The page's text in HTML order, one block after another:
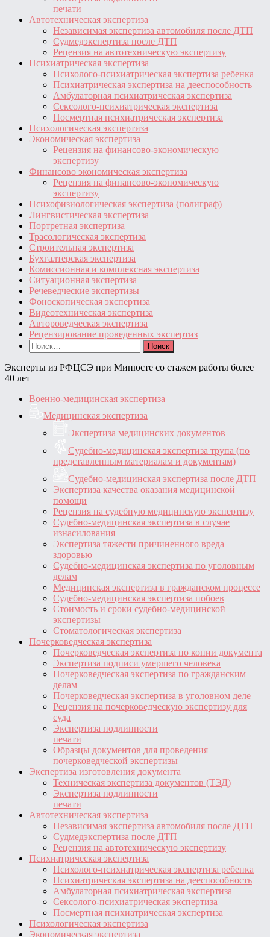
печати
Автотехническая экспертиза
Независимая экспертиза автомобиля после ДТП
Судмедэкспертиза после ДТП
Рецензия на автотехническую экспертизу
Психиатрическая экспертиза
Психолого-психиатрическая экспертиза ребенка
Психиатрическая экспертиза на дееспособность
Амбулаторная психиатрическая экспертиза
Сексолого-психиатрическая экспертиза
Посмертная психиатрическая экспертиза
Психологическая экспертиза
Экономическая экспертиза
Рецензия на финансово-экономическую
экспертизу
Финансово экономическая экспертиза
Рецензия на финансово-экономическую
экспертизу
Психофизиологическая экспертиза (полиграф)
Лингвистическая экспертиза
Портретная экспертиза
Трасологическая экспертиза
Строительная экспертиза
Бухгалтерская экспертиза
Комиссионная и комплексная экспертиза
Ситуационная экспертиза
Речеведческие экспертизы
Фоноскопическая экспертиза
Видеотехническая экспертиза
Автороведческая экспертиза
Рецензирование проведенных экспертиз
Найти:
Эксперты из РФЦСЭ при Минюсте со стажем работы более
40 лет
Военно-медицинская экспертиза
Медицинская экспертиза
Экспертиза медицинских документов
Судебно-медицинская экспертиза трупа (по
представленным материалам и документам)
Судебно-медицинская экспертиза после ДТП
Экспертиза качества оказания медицинской
помощи
Рецензия на судебную медицинскую экспертизу
Судебно-медицинская экспертиза в случае
изнасилования
Экспертиза тяжести причиненного вреда
здоровью
Судебно-медицинская экспертиза по уголовным
делам
Медицинская экспертиза в гражданском процессе
Судебно-медицинская экспертиза побоев
Стоимость и сроки судебно-медицинской
экспертизы
Стоматологическая экспертиза
Почерковедческая экспертиза
Почерковедческая экспертиза по копии документа
Экспертиза подписи умершего человека
Почерковедческая экспертиза по гражданским
делам
Почерковедческая экспертиза в уголовном деле
Рецензия на почерковедческую экспертизу для
суда
Экспертиза подлинности
печати
Образцы документов для проведения
почерковедческой экспертизы
Экспертиза изготовления документа
Техническая экспертиза документов (ТЭД)
Экспертиза подлинности
печати
Автотехническая экспертиза
Независимая экспертиза автомобиля после ДТП
Судмедэкспертиза после ДТП
Рецензия на автотехническую экспертизу
Психиатрическая экспертиза
Психолого-психиатрическая экспертиза ребенка
Психиатрическая экспертиза на дееспособность
Амбулаторная психиатрическая экспертиза
Сексолого-психиатрическая экспертиза
Посмертная психиатрическая экспертиза
Психологическая экспертиза
Экономическая экспертиза